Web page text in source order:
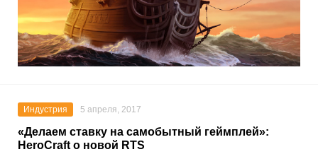
Индустрия 5 апреля, 2017
«Делаем ставку на самобытный геймплей»:
HeroCraft о новой RTS